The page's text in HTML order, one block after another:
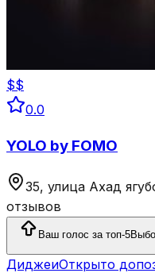
$$
0.0
YOLO by FOMO
35, улица Ахад
отзывов
Ваш голос за топ-5
ДиджеиОткрыто